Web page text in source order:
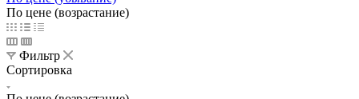
По цене (возрастание)
Фильтр
Сортировка